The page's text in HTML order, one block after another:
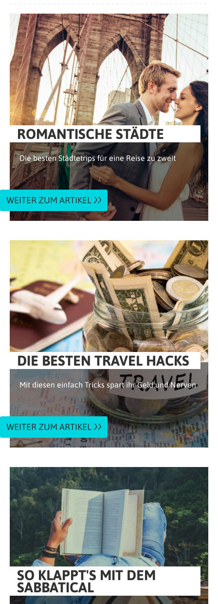
ROMANTISCHE STÄDTE
Die besten Städtetrips für eine Reise zu zweit
WEITER ZUM ARTIKEL
DIE BESTEN TRAVEL HACKS
Mit diesen einfach Tricks spart ihr Geld und Nerven
WEITER ZUM ARTIKEL
SO KLAPPT'S MIT DEM
SABBATICAL